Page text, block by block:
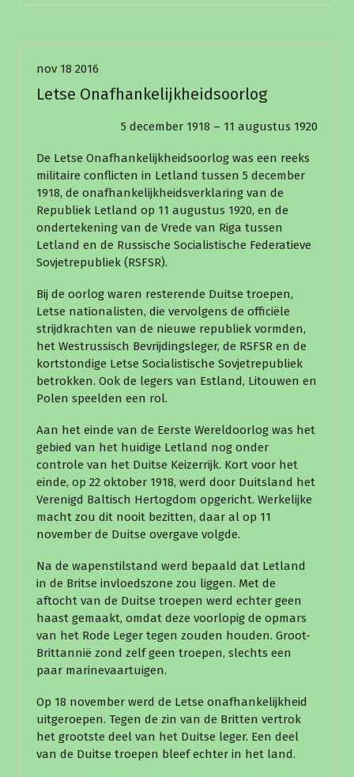
nov 18 2016
Letse Onafhankelijkheidsoorlog
5 december 1918 – 11 augustus 1920
De Letse Onafhankelijkheidsoorlog was een reeks
militaire conflicten in Letland tussen 5 december
1918, de onafhankelijkheidsverklaring van de
Republiek Letland op 11 augustus 1920, en de
ondertekening van de Vrede van Riga tussen
Letland en de Russische Socialistische Federatieve
Sovjetrepubliek (RSFSR).
Bij de oorlog waren resterende Duitse troepen,
Letse nationalisten, die vervolgens de officiële
strijdkrachten van de nieuwe republiek vormden,
het Westrussisch Bevrijdingsleger, de RSFSR en de
kortstondige Letse Socialistische Sovjetrepubliek
betrokken. Ook de legers van Estland, Litouwen en
Polen speelden een rol.
Aan het einde van de Eerste Wereldoorlog was het
gebied van het huidige Letland nog onder
controle van het Duitse Keizerrijk. Kort voor het
einde, op 22 oktober 1918, werd door Duitsland het
Verenigd Baltisch Hertogdom opgericht. Werkelijke
macht zou dit nooit bezitten, daar al op 11
november de Duitse overgave volgde.
Na de wapenstilstand werd bepaald dat Letland
in de Britse invloedszone zou liggen. Met de
aftocht van de Duitse troepen werd echter geen
haast gemaakt, omdat deze voorlopig de opmars
van het Rode Leger tegen zouden houden. Groot-
Brittannië zond zelf geen troepen, slechts een
paar marinevaartuigen.
Op 18 november werd de Letse onafhankelijkheid
uitgeroepen. Tegen de zin van de Britten vertrok
het grootste deel van het Duitse leger. Een deel
van de Duitse troepen bleef echter in het land.